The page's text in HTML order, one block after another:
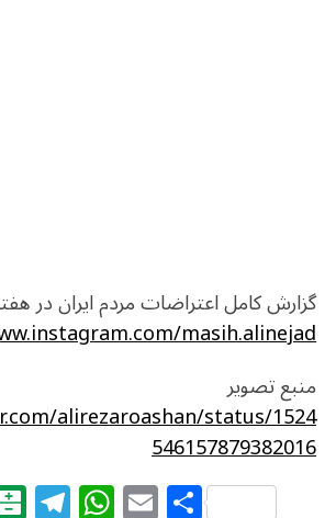
گزارش کامل اعتراضات مردم ایران در
masih.alinejad/
منبع تصویر
alirezaroashan/status/1524
546157879382016